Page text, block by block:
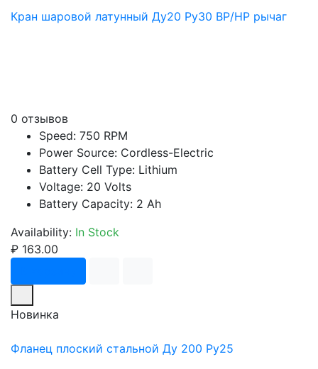
Кран шаровой латунный Ду20 Ру30 ВР/НР рычаг
0 отзывов
Speed: 750 RPM
Power Source: Cordless-Electric
Battery Cell Type: Lithium
Voltage: 20 Volts
Battery Capacity: 2 Ah
Availability: In Stock
₽ 163.00
Новинка
Фланец плоский стальной Ду 200 Ру25